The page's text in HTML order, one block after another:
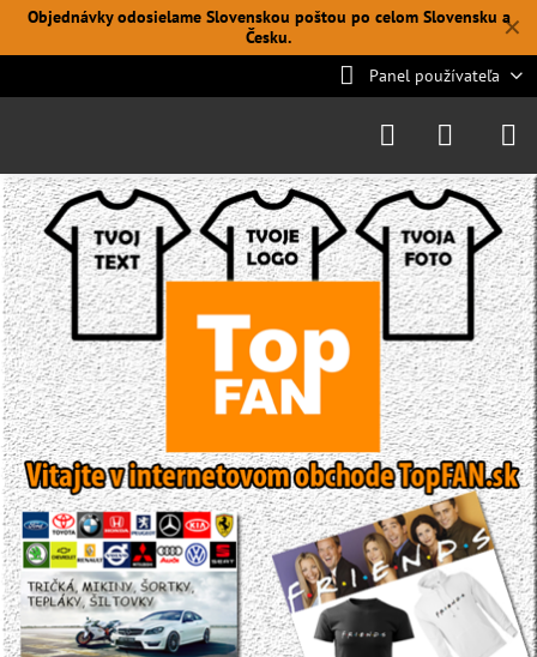
✕
Objednávky odosielame Slovenskou poštou po celom Slovensku a
Česku.
Panel používateľa